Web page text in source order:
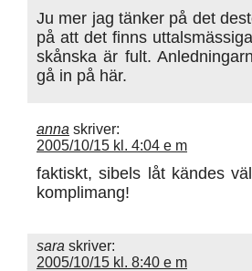
Ju mer jag tänker på det
på att det finns
skånska är fult.
gå in på här.
anna skriver:
2005/10/15 kl. 4:04 e m
faktiskt, sibels låt kändes
komplimang!
sara skriver:
2005/10/15 kl. 8:40 e m